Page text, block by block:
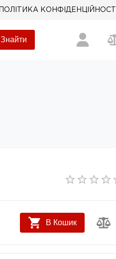
ПОЛІТИКА КОНФІДЕНЦІЙНОСТІ
Знайти
В Кошик